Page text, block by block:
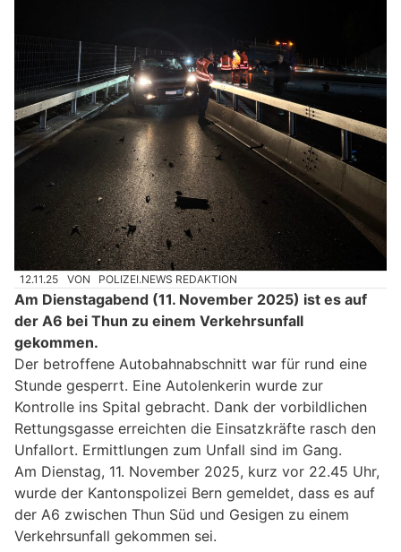
12.11.25 VON POLIZEI.NEWS REDAKTION
Am Dienstagabend (11. November 2025) ist es auf
der A6 bei Thun zu einem Verkehrsunfall
gekommen.
Der betroffene Autobahnabschnitt war für rund eine
Stunde gesperrt. Eine Autolenkerin wurde zur
Kontrolle ins Spital gebracht. Dank der vorbildlichen
Rettungsgasse erreichten die Einsatzkräfte rasch den
Unfallort. Ermittlungen zum Unfall sind im Gang.
Am Dienstag, 11. November 2025, kurz vor 22.45 Uhr,
wurde der Kantonspolizei Bern gemeldet, dass es auf
der A6 zwischen Thun Süd und Gesigen zu einem
Verkehrsunfall gekommen sei.